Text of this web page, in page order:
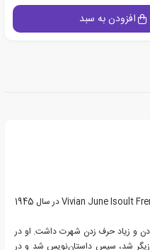
افزودن به سبد
ویویان جون ایزولت فرنچ ام بی ای Vivian June Isoult French MBE در سال 1945
و زیاد حرف زدن شهرت داشت. او در
شد، سپس داستان‌نویس شد و در